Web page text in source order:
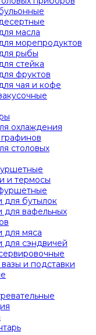
масла
морепродуктов
рыбы
стейка
фруктов
чая и кофе
охлаждения
столовых
и термосы
для бутылок
для вафельных
для мяса
для сэндвичей
и подставки